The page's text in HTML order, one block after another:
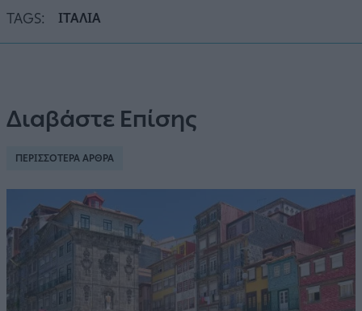
TAGS: ΙΤΑΛΙΑ
Διαβάστε Επίσης
ΠΕΡΙΣΣΟΤΕΡΑ ΑΡΘΡΑ